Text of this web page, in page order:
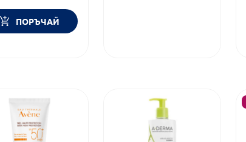
ПОРЪЧАЙ